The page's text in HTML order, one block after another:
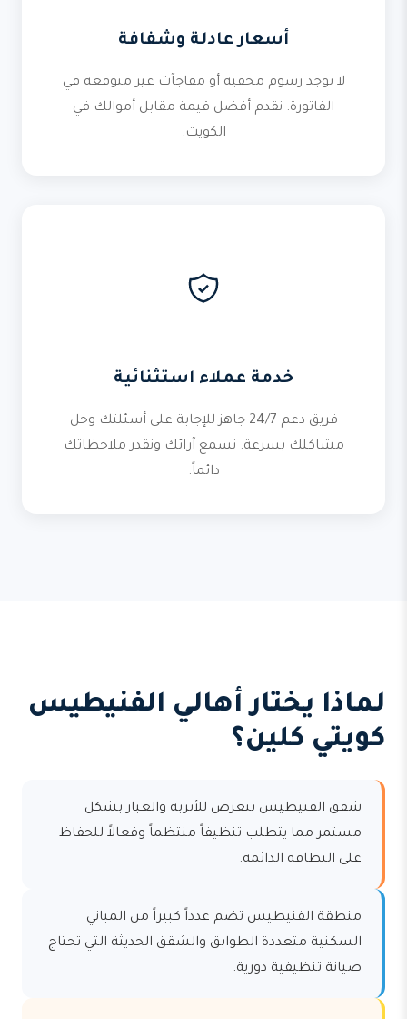
أسعار عادلة وشفافة
لا توجد رسوم مخفية أو مفاجآت غير متوقعة في
الفاتورة. نقدم أفضل قيمة مقابل أموالك في
الكويت.
خدمة عملاء استثنائية
فريق دعم 24/7 جاهز للإجابة على أسئلتك وحل
مشاكلك بسرعة. نسمع آرائك ونقدر ملاحظاتك
دائماً.
لماذا يختار أهالي الفنيطيس
كويتي كلين؟
شقق الفنيطيس تتعرض للأتربة والغبار بشكل
مستمر مما يتطلب تنظيفاً منتظماً وفعالاً للحفاظ
على النظافة الدائمة.
منطقة الفنيطيس تضم عدداً كبيراً من المباني
السكنية متعددة الطوابق والشقق الحديثة التي تحتاج
صيانة تنظيفية دورية.